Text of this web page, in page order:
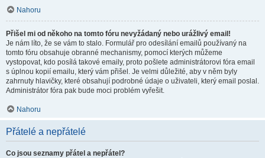
Nahoru
Přišel mi od někoho na tomto fóru nevyžádaný nebo urážlivý email!
Je nám líto, že se vám to stalo. Formulář pro odesílání emailů používaný na
tomto fóru obsahuje obranné mechanismy, pomocí kterých můžeme
vystopovat, kdo posílá takové emaily, proto pošlete administrátorovi fóra email
s úplnou kopií emailu, který vám přišel. Je velmi důležité, aby v něm byly
zahrnuty hlavičky, které obsahují podrobné údaje o uživateli, který email poslal.
Administrátor fóra pak bude moci problém vyřešit.
Nahoru
Přátelé a nepřátelé
Co jsou seznamy přátel a nepřátel?